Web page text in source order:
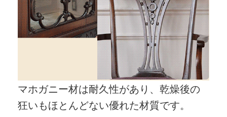
マホガニー材は耐久性があり、乾燥後の
狂いもほとんどない優れた材質です。